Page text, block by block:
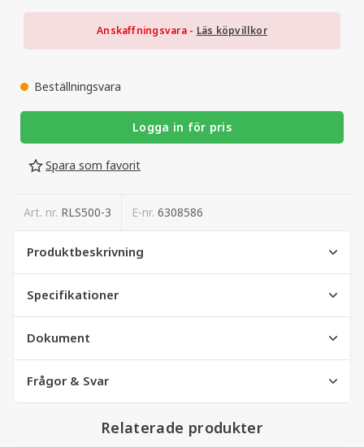
Anskaffningsvara - Läs köpvillkor
Beställningsvara
Logga in för pris
Spara som favorit
Art. nr. RLS500-3 E-nr. 6308586
Produktbeskrivning
Specifikationer
Dokument
Frågor & Svar
Relaterade produkter